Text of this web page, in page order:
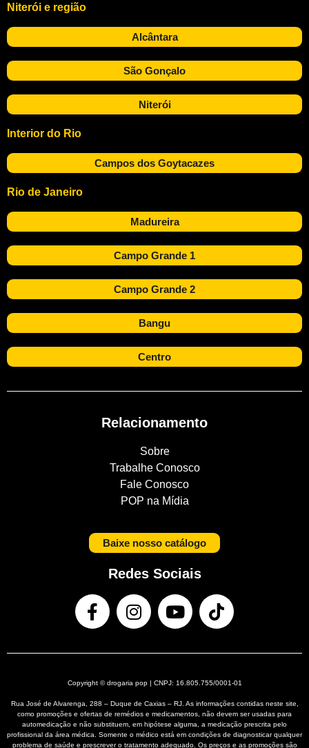
Niterói e região
Alcântara
São Gonçalo
Niterói
Interior do Rio
Campos dos Goytacazes
Rio de Janeiro
Madureira
Campo Grande 1
Campo Grande 2
Bangu
Centro
Relacionamento
Sobre
Trabalhe Conosco
Fale Conosco
POP na Mídia
Baixe nosso catálogo
Redes Sociais
Copyright © drogaria pop | CNPJ: 16.805.755/0001-01
Rua José de Alvarenga, 288 – Duque de Caxias – RJ. As informações contidas neste site,
como promoções e ofertas de remédios e medicamentos, não devem ser usadas para
automedicação e não substituem, em hipótese alguma, a medicação prescrita pelo
profissional da área médica. Somente o médico está em condições de diagnosticar qualquer
problema de saúde e prescrever o tratamento adequado. Os preços e as promoções são